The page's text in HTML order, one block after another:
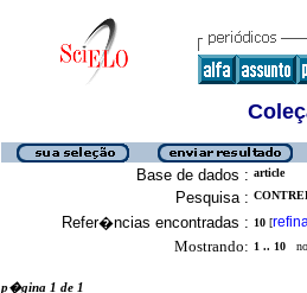
Base de dados : article
Pesquisa :
Refer�ncias encontradas : 10 [
Mostrando: 1 .. 10
p�gina 1 de 1